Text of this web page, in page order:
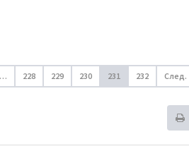
… 228 229 230 231 232 След.